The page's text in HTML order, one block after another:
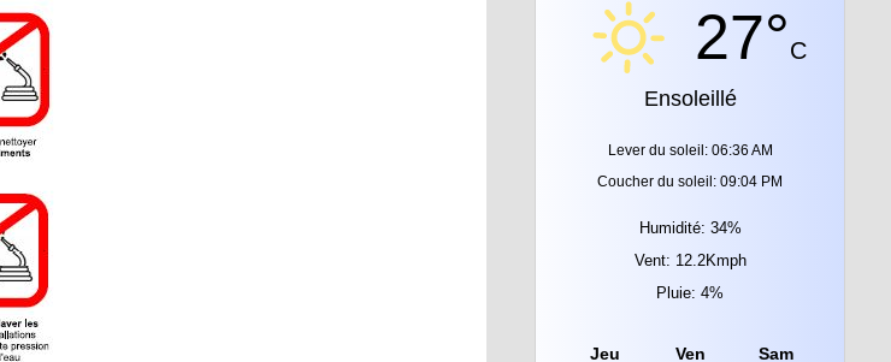
27°C
Ensoleillé
Lever du soleil: 06:36 AM
Coucher du soleil: 09:04 PM
Humidité: 34%
Vent: 12.2Kmph
Pluie: 4%
Jeu Ven Sam